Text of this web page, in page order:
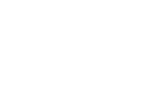
员工客服人员
务员工客服人员，以帮助员工排除 IT 问题、提
事件并跟踪工单。客服人员配置包括启用客服
录项目映射到特定子客服人员，以获取可预测
Fulfiller 客服人员